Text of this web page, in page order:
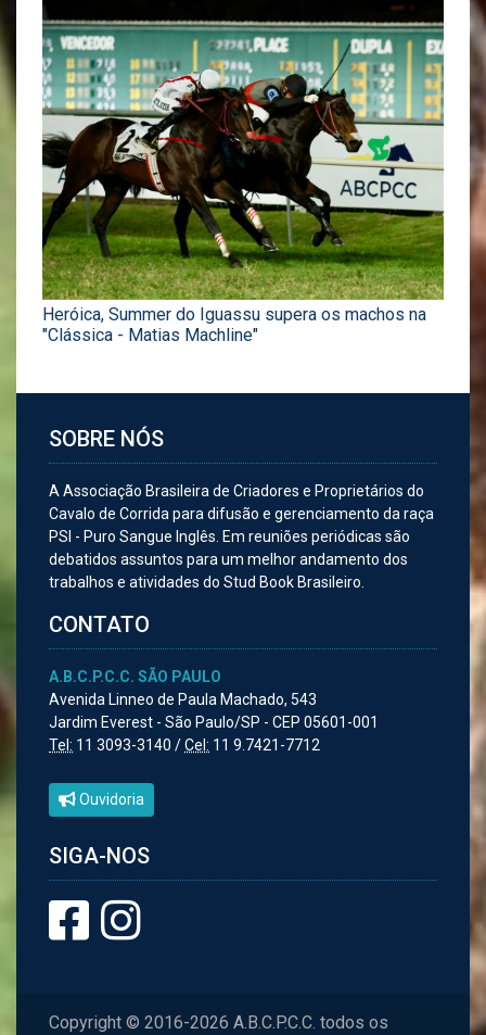
Heróica, Summer do Iguassu supera os machos na
"Clássica - Matias Machline"
SOBRE NÓS
A Associação Brasileira de Criadores e Proprietários do
Cavalo de Corrida para difusão e gerenciamento da raça
PSI - Puro Sangue Inglês. Em reuniões periódicas são
debatidos assuntos para um melhor andamento dos
trabalhos e atividades do Stud Book Brasileiro.
CONTATO
A.B.C.P.C.C. SÃO PAULO
Avenida Linneo de Paula Machado, 543
Jardim Everest - São Paulo/SP - CEP 05601-001
Tel: 11 3093-3140 /Cel: 11 9.7421-7712
Ouvidoria
SIGA-NOS
Copyright © 2016-2026 A.B.C.P.C.C. todos os